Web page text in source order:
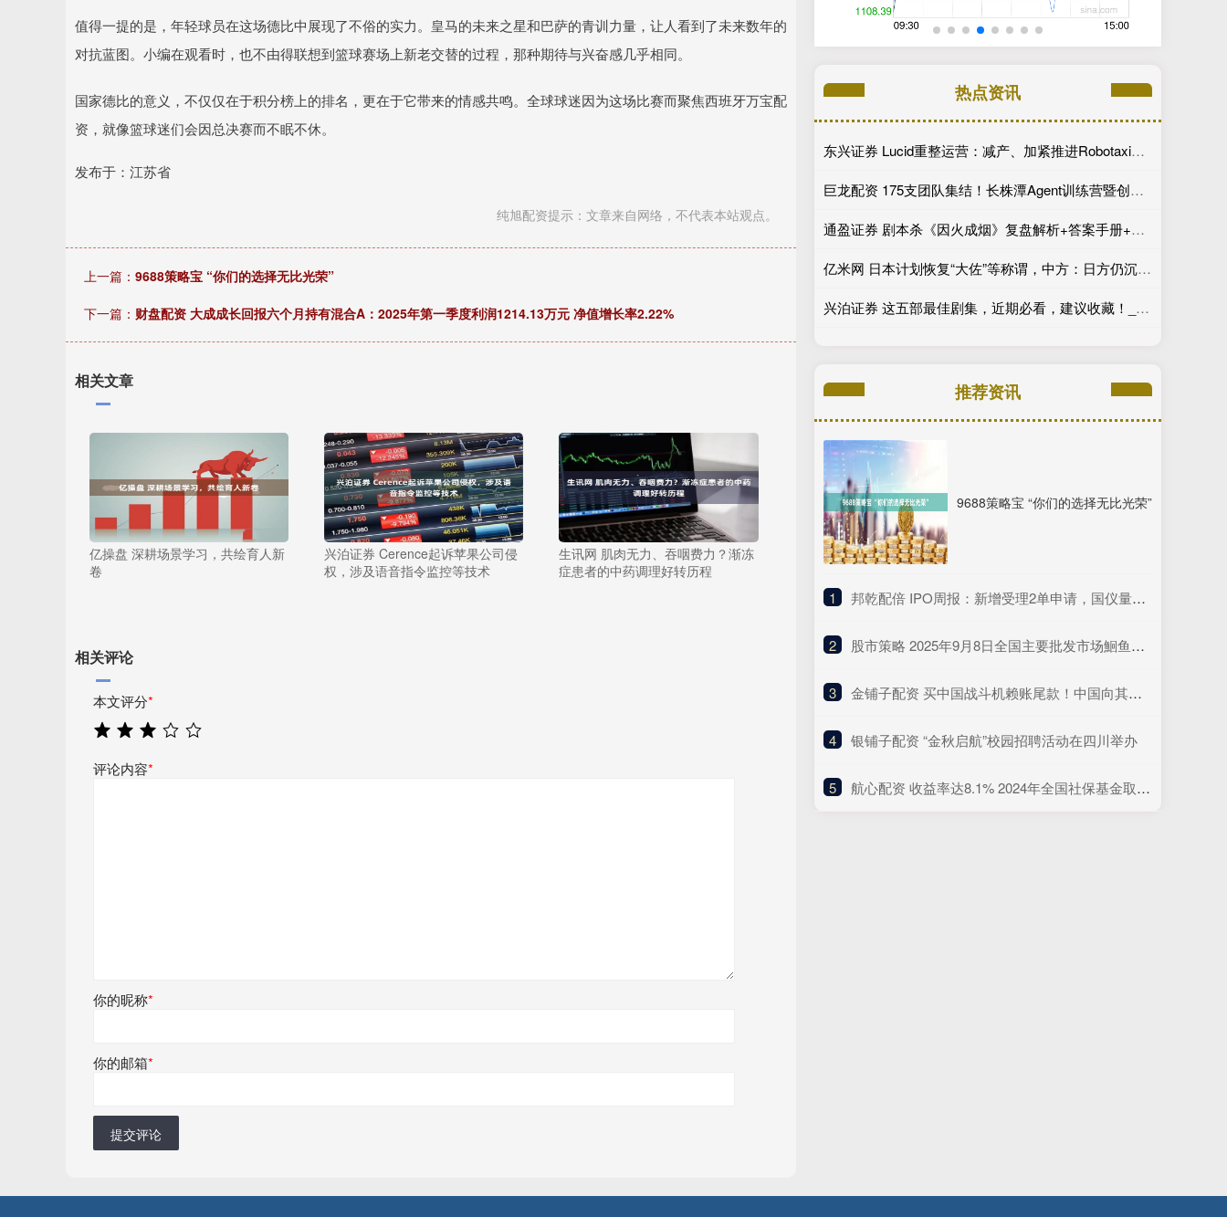
值得一提的是，年轻球员在这场德比中展现了不俗的实力。皇马的未来之星和巴萨的青训力量，让人看到了未来数年的
对抗蓝图。小编在观看时，也不由得联想到篮球赛场上新老交替的过程，那种期待与兴奋感几乎相同。
国家德比的意义，不仅仅在于积分榜上的排名，更在于它带来的情感共鸣。全球球迷因为这场比赛而聚焦西班牙万宝配
资，就像篮球迷们会因总决赛而不眠不休。
发布于：江苏省
纯旭配资提示：文章来自网络，不代表本站观点。
上一篇： 9688策略宝 “你们的选择无比光荣”
下一篇： 财盘配资 大成成长回报六个月持有混合A：2025年第一季度利润1214.13万元 净值增长率2.22%
相关文章
亿操盘 深耕场景学习，共绘育人新
卷
兴泊证券 Cerence起诉苹果公司侵
权，涉及语音指令监控等技术
生讯网 肌肉无力、吞咽费力？渐冻
症患者的中药调理好转历程
相关评论
本文评分*
评论内容*
你的昵称*
你的邮箱*
提交评论
热点资讯
东兴证券 Lucid重整运营：减产、加紧推进Robotaxi、性价比车型继续跳票
巨龙配资 175支团队集结！长株潭Agent训练营暨创新开发大赛第一期训练营开讲
通盈证券 剧本杀《因火成烟》复盘解析+答案手册+谜面分析
亿米网 日本计划恢复“大佐”等称谓，中方：日方仍沉迷于旧梦？又要成为“祸源”？
兴泊证券 这五部最佳剧集，近期必看，建议收藏！_德克斯特·摩根_剧情_老钱
推荐资讯
9688策略宝 “你们的选择无比光荣”
1 ​邦乾配倍 IPO周报：新增受理2单申请，国仪量子年度研发投入占比下滑
2 ​股市策略 2025年9月8日全国主要批发市场鮰鱼价格行情
3 ​金铺子配资 买中国战斗机赖账尾款！中国向其追债7次无果，现在什么结果呢？
4 ​银铺子配资 “金秋启航”校园招聘活动在四川举办
5 ​航心配资 收益率达8.1% 2024年全国社保基金取得较好投资业绩